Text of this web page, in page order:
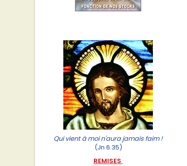
Qui vient à moi n'aura jamais faim !
(Jn 6.35)
REMISES